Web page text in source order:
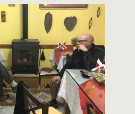
Junge Familie
zwei Hunden und einer
Kletterer sind unsere